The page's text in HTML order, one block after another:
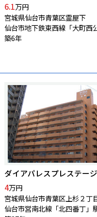
6.1万円
宮城県仙台市青葉区霊屋下
築6年
ダイアパレスプレステー
4万円
宮城県仙台市青葉区上杉２丁